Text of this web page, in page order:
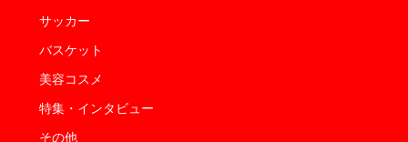
サッカー
バスケット
美容コスメ
特集・インタビュー
その他